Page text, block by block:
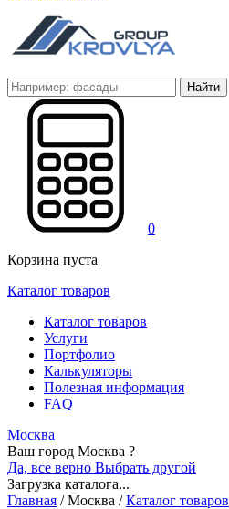
Найти
0
Корзина пуста
Каталог товаров
Каталог товаров
Услуги
Портфолио
Калькуляторы
Полезная информация
FAQ
Москва
Ваш город Москва ?
Да, все верно Выбрать другой
Загрузка каталога...
Главная /Москва / Каталог товаров